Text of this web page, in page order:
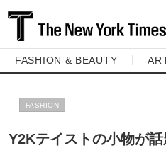
FASHION & BEAUTY
FASHION
Y2Kテイストの小物が話